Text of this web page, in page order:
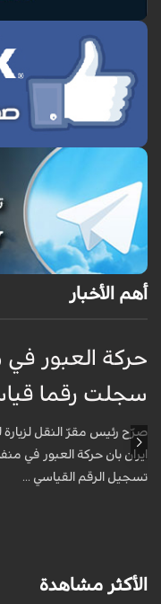
أهم الأخبار
حركة العبور
سجلت رقما
صرّح رئيس مقرّ النقل لزيارة
ايران بان حركة العبور في
تسجيل الرقم القياسي ...
الأكثر مشاهدة